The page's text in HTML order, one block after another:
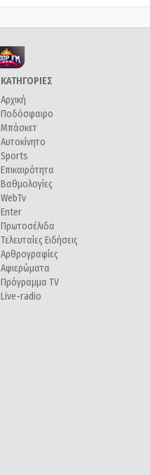
ΚΑΤΗΓΟΡΙΕΣ
Αρχική
Ποδόσφαιρο
Μπάσκετ
Αυτοκίνητο
Sports
Επικαιρότητα
Βαθμολογίες
WebTv
Enter
Πρωτοσέλιδα
Τελευταίες Ειδήσεις
Αρθρογραφίες
Αφιερώματα
Πρόγραμμα TV
Live-radio